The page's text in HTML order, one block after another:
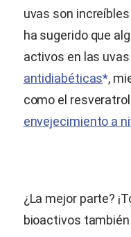
uvas son increíbles
ha sugerido que
activos en las
antidiabéticas*,
como el
envejecimiento a
¿La mejor parte?
bioactivos